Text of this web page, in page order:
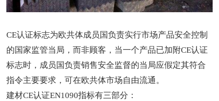
CE认证标志为欧共体成员国负责实行市场产品安全控制
的国家监管当局，而非顾客，当一个产品已加附CE认证
标志时，成员国负责销售安全监督的当局应假定其符合
指令主要要求，可在欧共体市场自由流通。
建材CE认证EN1090指标有三部分：